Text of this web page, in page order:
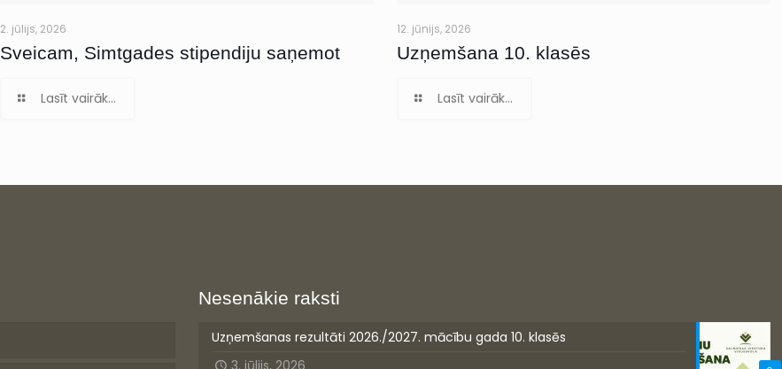
2. jūlijs, 2026
Sveicam, Simtgades stipendiju saņemot
Lasīt vairāk...
12. jūnijs, 2026
Uzņemšana 10. klasēs
Lasīt vairāk...
Nesenākie raksti
Uzņemšanas rezultāti 2026./2027. mācību gada 10. klasēs